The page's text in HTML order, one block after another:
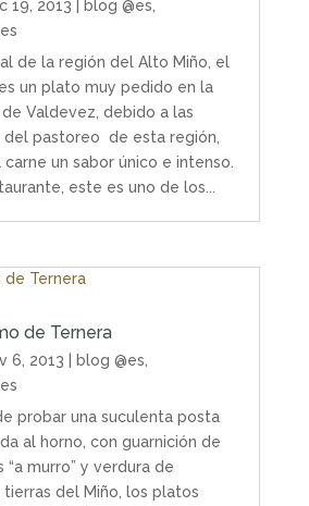
19, 2013 blog @es
de la región del Alto Miño, el
un plato muy pedido en la
Valdevez, debido a las
del pastoreo de esta región,
un sabor único e intenso.
este es uno de los...
de Ternera
6, 2013 blog @es
probar una suculenta posta
al horno, con guarnición de
“a murro” y verdura de
tierras del Miño, los platos